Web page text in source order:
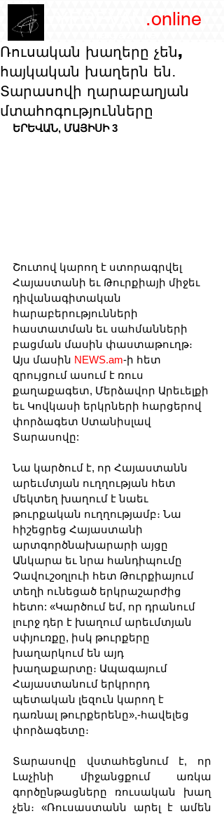
.online
Ռուսական խաղերը չեն,
հայկական խաղերն են․
Տարասովի ղարաբաղյան
մտահոգությունները
ԵՐԵՎԱՆ, ՄԱՅԻՍԻ 3
Շուտով կարող է ստորագրվել
Հայաստանի եւ Թուրքիայի միջեւ
դիվանագիտական
հարաբերությունների
հաստատման եւ սահմանների
բացման մասին փաստաթուղթ։
Այս մասին NEWS.am-ի հետ
զրույցում ասում է ռուս
քաղաքագետ, Մերձավոր Արեւելքի
եւ Կովկասի երկրների հարցերով
փորձագետ Ստանիսլավ
Տարասովը:
Նա կարծում է, որ Հայաստանն
արեւմտյան ուղղության հետ
մեկտեղ խաղում է նաեւ
թուրքական ուղղությամբ։ Նա
հիշեցրեց Հայաստանի
արտգործնախարարի այցը
Անկարա եւ նրա հանդիպումը
Չավուշօղլուի հետ Թուրքիայում
տեղի ունեցած երկրաշարժից
հետո: «Կարծում եմ, որ դրանում
լուրջ դեր է խաղում արեւմտյան
սփյուռքը, իսկ թուրքերը
խաղարկում են այդ
խաղաքարտը։ Ապագայում
Հայաստանում երկրորդ
պետական լեզուն կարող է
դառնալ թուրքերենը»,-հավելեց
փորձագետը։
Տարասովը վստահեցնում է, որ
Լաչինի միջանցքում առկա
գործընթացները ռուսական խաղ
չեն։ «Ռուսաստանն արել է ամեն